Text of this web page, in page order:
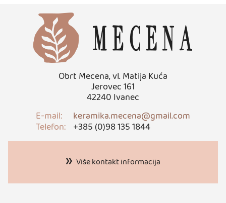
Obrt Mecena, vl. Matija Kuća
Jerovec 161
42240 Ivanec
E-mail:
keramika.mecena@gmail.com
Telefon: +385 (0)98 135 1844
Više kontakt informacija